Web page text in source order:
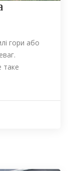
гори або
таке